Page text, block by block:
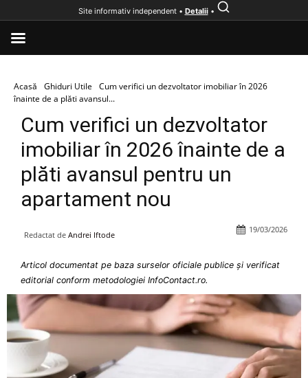
Acasă Ghiduri Utile
Cum verifici un dezvoltator imobiliar în 2026
înainte de a plăti avansul...
Cum verifici un dezvoltator
imobiliar în 2026 înainte de a
plăti avansul pentru un
apartament nou
Redactat de Andrei Iftode
19/03/2026
Articol documentat pe baza surselor oficiale publice și verificat
editorial conform metodologiei InfoContact.ro.
Site informativ independent • Detalii•